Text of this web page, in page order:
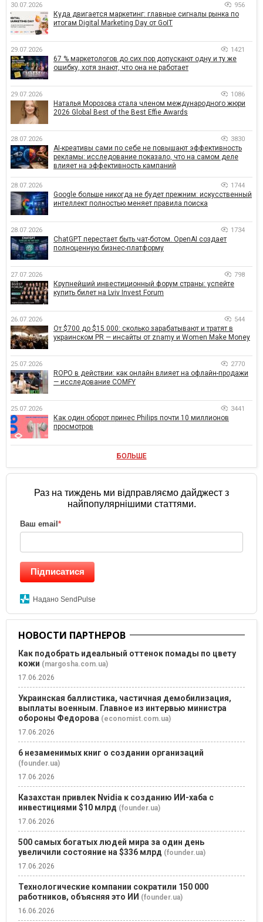
30.07.2026 956
Куда двигается маркетинг: главные сигналы рынка по
итогам Digital Marketing Day от GoIT
29.07.2026 1421
67 % маркетологов до сих пор допускают одну и ту же
ошибку, хотя знают, что она не работает
29.07.2026 1086
Наталья Морозова стала членом международного жюри
2026 Global Best of the Best Effie Awards
28.07.2026 3830
AI-креативы сами по себе не повышают эффективность
рекламы: исследование показало, что на самом деле
влияет на эффективность кампаний
28.07.2026 1744
Google больше никогда не будет прежним: искусственный
интеллект полностью меняет правила поиска
28.07.2026 1734
ChatGPT перестает быть чат-ботом. OpenAI создает
полноценную бизнес-платформу
27.07.2026 798
Крупнейший инвестиционный форум страны: успейте
купить билет на Lviv Invest Forum
26.07.2026 544
От $700 до $15 000: сколько зарабатывают и тратят в
украинском PR — инсайты от znamy и Women Make Money
25.07.2026 2770
ROPO в действии: как онлайн влияет на офлайн-продажи
— исследование COMFY
25.07.2026 3441
Как один оборот принес Philips почти 10 миллионов
просмотров
БОЛЬШЕ
Раз на тиждень ми відправляємо дайджест з
найпопулярнішими статтями.
Ваш email*
Підписатися
Надано SendPulse
НОВОСТИ ПАРТНЕРОВ
Как подобрать идеальный оттенок помады по цвету
кожи (margosha.com.ua)
17.06.2026
Украинская баллистика, частичная демобилизация,
выплаты военным. Главное из интервью министра
обороны Федорова (economist.com.ua)
17.06.2026
6 незаменимых книг о создании организаций
(founder.ua)
17.06.2026
Казахстан привлек Nvidia к созданию ИИ-хаба с
инвестициями $10 млрд (founder.ua)
17.06.2026
500 самых богатых людей мира за один день
увеличили состояние на $336 млрд (founder.ua)
17.06.2026
Технологические компании сократили 150 000
работников, объясняя это ИИ (founder.ua)
16.06.2026